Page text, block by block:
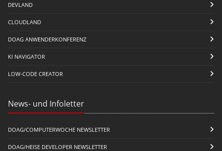
DEVLAND
CLOUDLAND
DOAG ANWENDERKONFERENZ
KI NAVIGATOR
LOW-CODE CREATOR
News- und Infoletter
DOAG/COMPUTERWOCHE NEWSLETTER
DOAG/HEISE DEVELOPER NEWSLETTER